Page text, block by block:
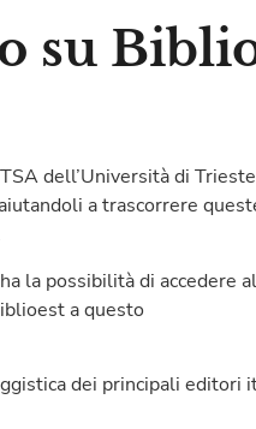
su
dell’Università di
a trascorrere
la possibilità di accedere
a questo
dei principali editori